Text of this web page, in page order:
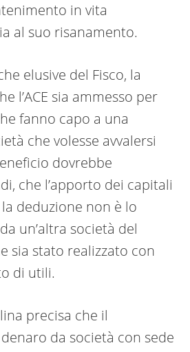
in vita
al suo risanamento.
elusive del Fisco, la
l’ACE sia ammesso per
fanno capo a una
che volesse avvalersi
dovrebbe
che l’apporto dei capitali
deduzione non è lo
un’altra società del
sia stato realizzato con
di utili.
precisa che il
da società con sede